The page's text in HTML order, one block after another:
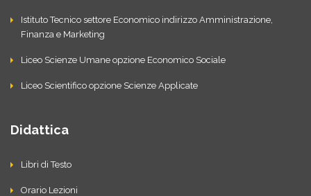
Istituto Tecnico settore Economico indirizzo Amministrazione,
Finanza e Marketing
Liceo Scienze Umane opzione Economico Sociale
Liceo Scientifico opzione Scienze Applicate
Didattica
Libri di Testo
Orario Lezioni